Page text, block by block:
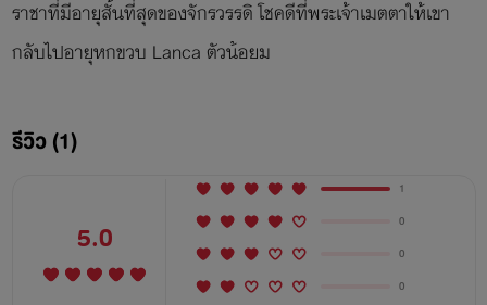
ราชาที่มีอายุสั้นที่สุดของจักรวรรดิ โชคดีที่พระเจ้าเมตตาให้เขา
กลับไปอายุหกขวบ Lanca ตัวน้อยม
รีวิว (1)
5.0
1
0
0
0